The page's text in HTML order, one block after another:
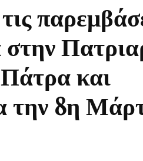
και
την 8η